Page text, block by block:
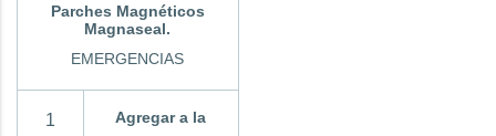
Parches Magnéticos
Magnaseal.
EMERGENCIAS
Agregar a la